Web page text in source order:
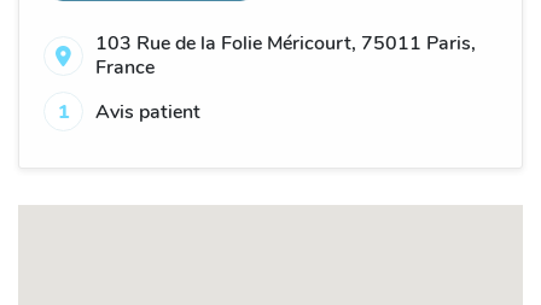
103 Rue de la Folie Méricourt, 75011 Paris,
France
1
Avis patient